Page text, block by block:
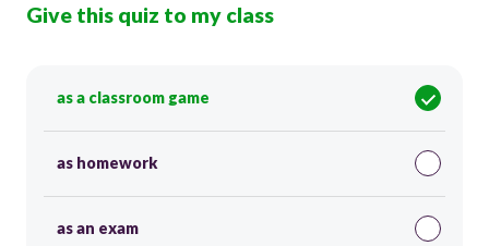
Give this quiz to my class
as a classroom game
as homework
as an exam